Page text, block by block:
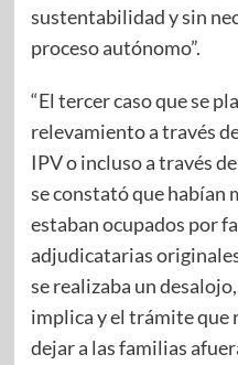
sustentabilidad y sin
proceso autónomo”.
“El tercer caso que se
relevamiento a través
IPV o incluso a través
se constató que habían
estaban ocupados por
adjudicatarias
se realizaba un
implica y el trámite que
dejar a las familias